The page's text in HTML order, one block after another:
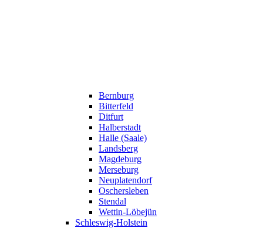
Bernburg
Bitterfeld
Ditfurt
Halberstadt
Halle (Saale)
Landsberg
Magdeburg
Merseburg
Neuplatendorf
Oschersleben
Stendal
Wettin-Löbejün
Schleswig-Holstein